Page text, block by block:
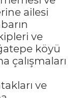
ailesi
ve
köyü
çalışmaları
ve